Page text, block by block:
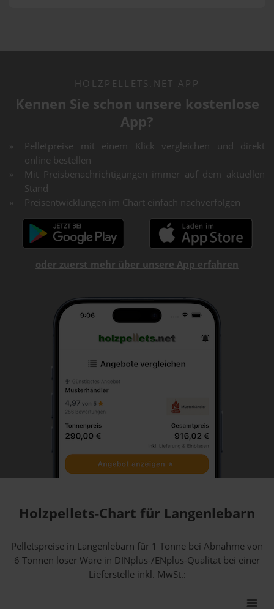
HOLZPELLETS.NET APP
Kennen Sie schon unsere kostenlose
App?
Pelletpreise mit einem Klick vergleichen und direkt
online bestellen
Mit Preisbenachrichtigungen immer auf dem aktuellen
Stand
Preisentwicklungen im Chart einfach nachverfolgen
oder zuerst mehr über unsere App erfahren
Holzpellets-Chart für Langenlebarn
Pelletspreise in Langenlebarn für 1 Tonne bei Abnahmevon
6 Tonnen loser Ware in DINplus-/ENplus-Qualität bei einer
Lieferstelle inkl. MwSt.: